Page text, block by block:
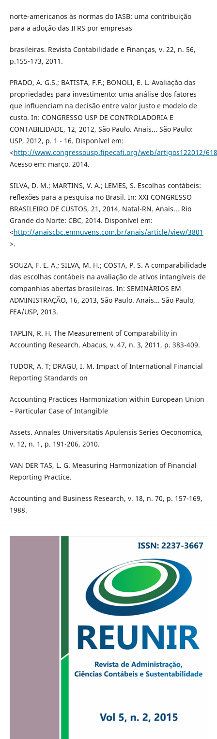
norte-americanos às normas do IASB: uma contribuição
para a adoção das IFRS por empresas
brasileiras. Revista Contabilidade e Finanças, v. 22, n. 56,
p.155-173, 2011.
PRADO, A. G.S.; BATISTA, F.F.; BONOLI, E. L. Avaliação das
propriedades para investimento: uma análise dos fatores
que influenciam na decisão entre valor justo e modelo de
custo. In: CONGRESSO USP DE CONTROLADORIA E
CONTABILIDADE, 12, 2012, São Paulo. Anais... São Paulo:
USP, 2012, p. 1 - 16. Disponível em:
<http://www.congressousp.fipecafi.org/web/artigos122012/
Acesso em: março. 2014.
SILVA, D. M.; MARTINS, V. A.; LEMES, S. Escolhas contábeis:
reflexões para a pesquisa no Brasil. In: XXI CONGRESSO
BRASILEIRO DE CUSTOS, 21, 2014, Natal-RN. Anais... Rio
Grande do Norte: CBC, 2014. Disponível em:
<http://anaiscbc.emnuvens.com.br/anais/article/view/3801
>.
SOUZA, F. E. A.; SILVA, M. H.; COSTA, P. S. A comparabilidade
das escolhas contábeis na avaliação de ativos intangíveis de
companhias abertas brasileiras. In: SEMINÁRIOS EM
ADMINISTRAÇÃO, 16, 2013, São Paulo. Anais... São Paulo,
FEA/USP, 2013.
TAPLIN, R. H. The Measurement of Comparability in
Accounting Research. Abacus, v. 47, n. 3, 2011, p. 383-409.
TUDOR, A. T; DRAGU, I. M. Impact of International Financial
Reporting Standards on
Accounting Practices Harmonization within European Union
– Particular Case of Intangible
Assets. Annales Universitatis Apulensis Series Oeconomica,
v. 12, n. 1, p. 191-206, 2010.
VAN DER TAS, L. G. Measuring Harmonization of Financial
Reporting Practice.
Accounting and Business Research, v. 18, n. 70, p. 157-169,
1988.